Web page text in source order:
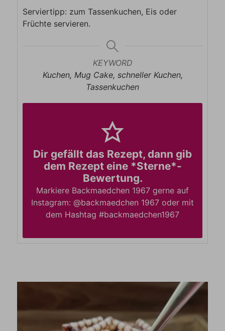
Serviertipp: zum Tassenkuchen, Eis oder
Früchte servieren.
KEYWORD
Kuchen, Mug Cake, schneller Kuchen,
Tassenkuchen
Dir gefällt das Rezept, dann gib
dem Rezept eine *Sterne*-
Bewertung.
Markiere Backmaedchen 1967 gerne auf
Instagram: @backmaedchen 1967 oder mit
dem Hashtag #backmaedchen1967